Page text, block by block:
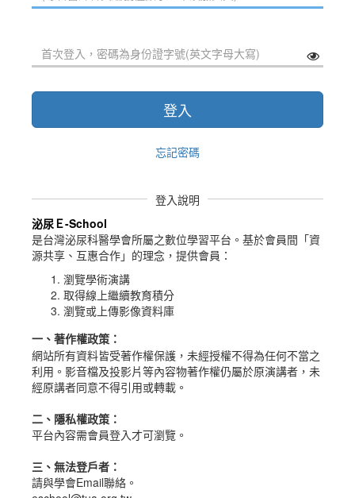
登入
忘記密碼
登入說明
泌尿Ｅ-School
是台灣泌尿科醫學會所屬之數位學習平台。 基於會員間「資
源共享、互惠合作」的理念，提供會員：
瀏覽學術演講
取得線上繼續教育積分
瀏覽或上傳影像資料庫
一、 著作權政策 ：
網站所有資料皆受著作權保護，未經授權不得為任何不當之
利用。影音檔及投影片等內容物著作權仍屬於原演講者，未
經原講者同意不得引用或轉載。
二、隱私權政策：
平台內容需會員登入才可瀏覽。
三、無法登戶者：
請與學會Email聯絡。